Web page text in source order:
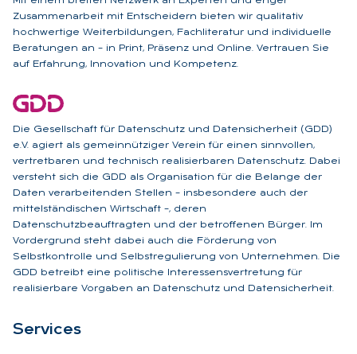
Zusammenarbeit mit Entscheidern bieten wir qualitativ
hochwertige Weiterbildungen, Fachliteratur und individuelle
Beratungen an – in Print, Präsenz und Online. Vertrauen Sie
auf Erfahrung, Innovation und Kompetenz.
Die Gesellschaft für Datenschutz und Datensicherheit (GDD)
e.V. agiert als gemeinnütziger Verein für einen sinnvollen,
vertretbaren und technisch realisierbaren Datenschutz. Dabei
versteht sich die GDD als Organisation für die Belange der
Daten verarbeitenden Stellen – insbesondere auch der
mittelständischen Wirtschaft –, deren
Datenschutzbeauftragten und der betroffenen Bürger. Im
Vordergrund steht dabei auch die Förderung von
Selbstkontrolle und Selbstregulierung von Unternehmen. Die
GDD betreibt eine politische Interessensvertretung für
realisierbare Vorgaben an Datenschutz und Datensicherheit.
Ser­vices